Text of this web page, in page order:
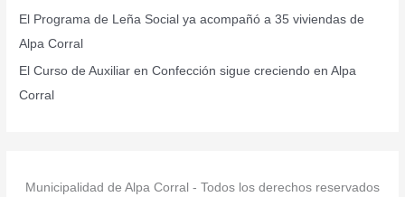
:El Programa de Leña Social ya acompañó a 35 viviendas de
Alpa Corral
El Curso de Auxiliar en Confección sigue creciendo en Alpa
Corral
Municipalidad de Alpa Corral - Todos los derechos reservados